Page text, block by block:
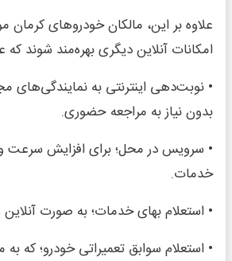
علاوه بر این، مالکان خودروهای کرمان
امکانات آنلاین دیگری بهره‌مند شوند که
• نوبت‌دهی اینترنتی به نمایندگی‌های
بدون نیاز به مراجعه حضوری.
• سرویس در محل؛ برای افزایش سرعت
خدمات.
• استعلام بهای خدمات؛ به صورت
• استعلام سوابق تعمیراتی خودرو؛ که